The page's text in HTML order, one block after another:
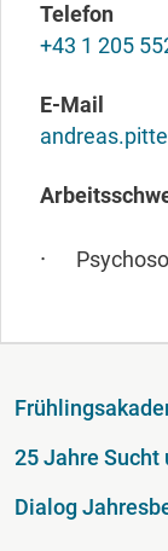
Telefon
+43 1 205
E-Mail
Fußzeile
25 Jahre Sucht
Dialog